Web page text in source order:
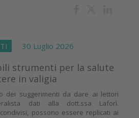
30 Luglio 2026
strumenti per la salute
in valigia
dei suggerimenti da dare ai lettori
dati alla dott.ssa Laforì.
possono essere replicati ai